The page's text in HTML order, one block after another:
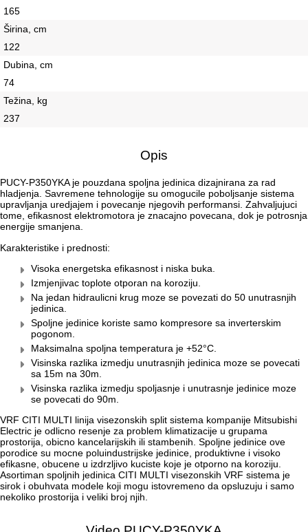
165
Širina, сm
122
Dubina, сm
74
Težina, kg
237
Opis
PUCY-P350YKA je pouzdana spoljna jedinica dizajnirana za rad
hladjenja. Savremene tehnologije su omogucile poboljsanje sistema
upravljanja uredjajem i povecanje njegovih performansi. Zahvaljujuci
tome, efikasnost elektromotora je znacajno povecana, dok je potrosnja
energije smanjena.
Karakteristike i prednosti:
Visoka energetska efikasnost i niska buka.
Izmjenjivac toplote otporan na koroziju.
Na jedan hidraulicni krug moze se povezati do 50 unutrasnjih
jedinica.
Spoljne jedinice koriste samo kompresore sa inverterskim
pogonom.
Maksimalna spoljna temperatura je +52°C.
Visinska razlika izmedju unutrasnjih jedinica moze se povecati
sa 15m na 30m.
Visinska razlika izmedju spoljasnje i unutrasnje jedinice moze
se povecati do 90m.
VRF CITI MULTI linija visezonskih split sistema kompanije Mitsubishi
Electric je odlicno resenje za problem klimatizacije u grupama
prostorija, obicno kancelarijskih ili stambenih. Spoljne jedinice ove
porodice su mocne poluindustrijske jedinice, produktivne i visoko
efikasne, obucene u izdrzljivo kuciste koje je otporno na koroziju.
Asortiman spoljnih jedinica CITI MULTI visezonskih VRF sistema je
sirok i obuhvata modele koji mogu istovremeno da opsluzuju i samo
nekoliko prostorija i veliki broj njih.